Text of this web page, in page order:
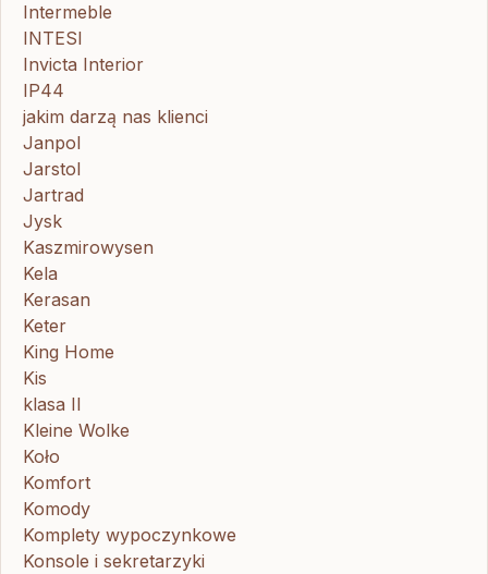
Intermeble
INTESI
Invicta Interior
IP44
jakim darzą nas klienci
Janpol
Jarstol
Jartrad
Jysk
Kaszmirowysen
Kela
Kerasan
Keter
King Home
Kis
klasa II
Kleine Wolke
Koło
Komfort
Komody
Komplety wypoczynkowe
Konsole i sekretarzyki